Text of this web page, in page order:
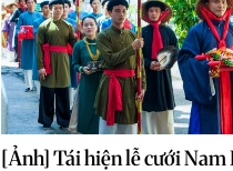
[Ảnh] Tái hiện lễ cưới Nam